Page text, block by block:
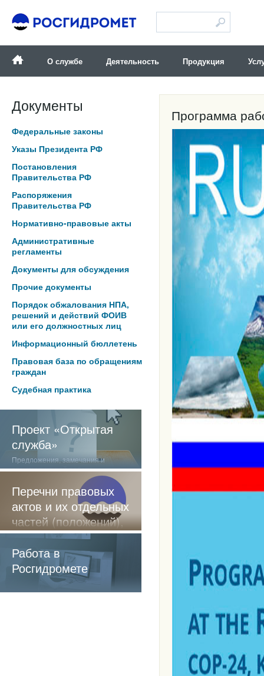
О службе Деятельность Продукция
Документы
Федеральные законы
Указы Президента РФ
Постановления
Правительства РФ
Распоряжения
Правительства РФ
Нормативно-правовые акты
Административные
регламенты
Документы для обсуждения
Прочие документы
Порядок обжалования НПА,
решений и действий ФОИВ
или его должностных лиц
Информационный бюллетень
Правовая база по обращениям
граждан
Судебная практика
Проект «Открытая
служба»
Предложения, замечания и
отзывы о нашей работе
Перечни правовых
актов и их отдельных
частей (положений),
содержащие
обязательные
требования
Работа в
Росгидромете
Программа